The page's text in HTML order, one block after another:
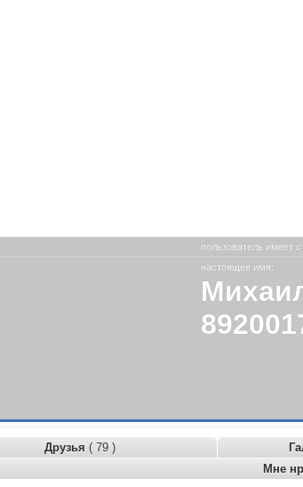
пользователь имеет
настоящее имя:
Друзья ( 79 )
Мне